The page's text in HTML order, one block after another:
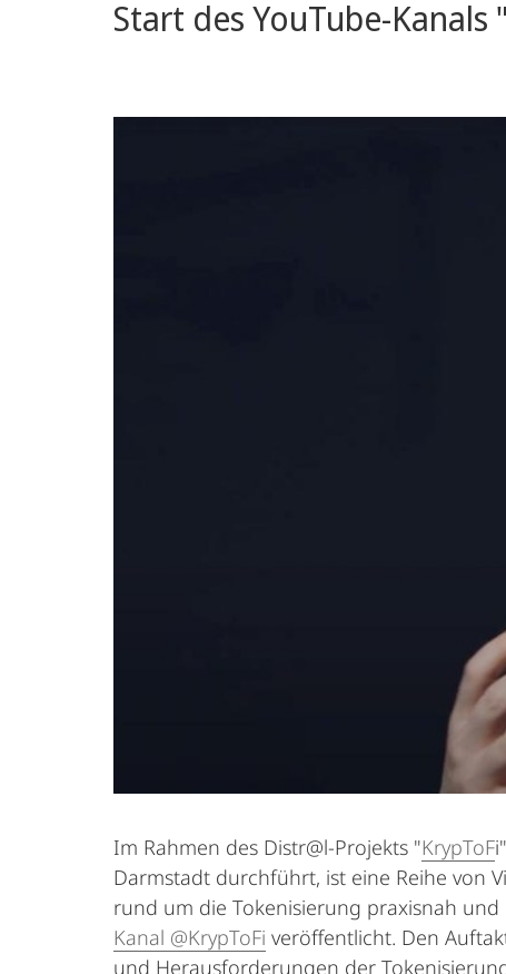
Start des YouTube-
Im Rahmen des Distr@l-Projekts "KrypToF
Darmstadt durchführt, ist eine Reihe von
rund um die Tokenisierung praxisnah
Kanal @KrypToFi veröffentlicht. Den
und Herausforderungen der